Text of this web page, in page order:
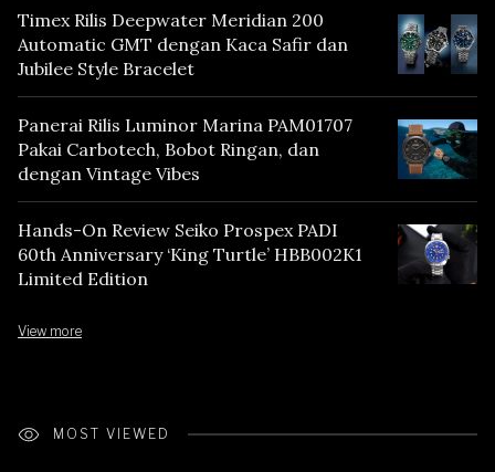
Timex Rilis Deepwater Meridian 200
Automatic GMT dengan Kaca Safir dan
Jubilee Style Bracelet
Panerai Rilis Luminor Marina PAM01707
Pakai Carbotech, Bobot Ringan, dan
dengan Vintage Vibes
Hands-On Review Seiko Prospex PADI
60th Anniversary ‘King Turtle’ HBB002K1
Limited Edition
View more
MOST VIEWED